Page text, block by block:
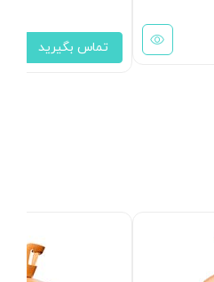
تماس بگیرید